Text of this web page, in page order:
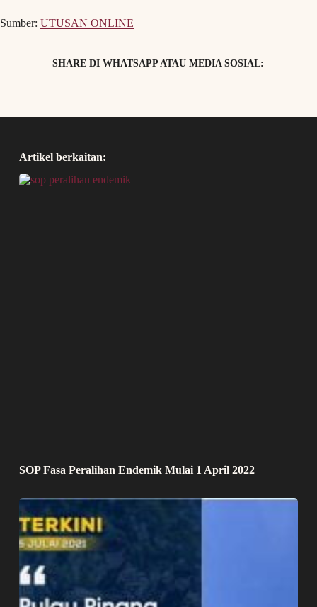
Sumber: UTUSAN ONLINE
SHARE DI WHATSAPP ATAU MEDIA SOSIAL:
Artikel berkaitan:
SOP Fasa Peralihan Endemik Mulai 1 April 2022